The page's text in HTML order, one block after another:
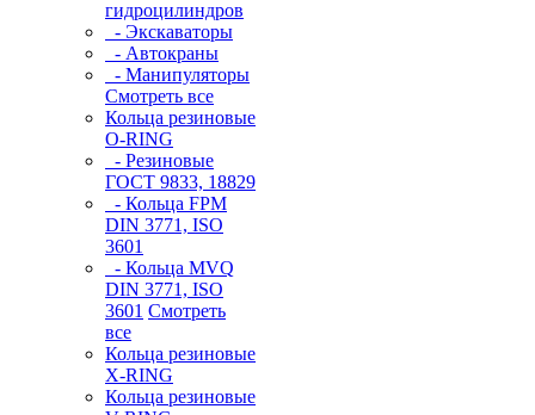
гидроцилиндров
- Экскаваторы
- Автокраны
- Манипуляторы
Смотреть все
Кольца резиновые
O-RING
- Резиновые
ГОСТ 9833, 18829
- Кольца FPM
DIN 3771, ISO
3601
- Кольца MVQ
DIN 3771, ISO
3601 Смотреть
все
Кольца резиновые
Х-RING
Кольца резиновые